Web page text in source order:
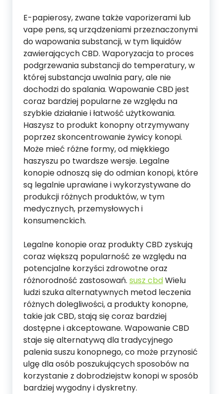
E-papierosy, zwane także vaporizerami lub
vape pens, są urządzeniami przeznaczonymi
do wapowania substancji, w tym liquidów
zawierających CBD. Waporyzacja to proces
podgrzewania substancji do temperatury, w
której substancja uwalnia pary, ale nie
dochodzi do spalania. Wapowanie CBD jest
coraz bardziej popularne ze względu na
szybkie działanie i łatwość użytkowania.
Haszysz to produkt konopny otrzymywany
poprzez skoncentrowanie żywicy konopi.
Może mieć różne formy, od miękkiego
haszyszu po twardsze wersje. Legalne
konopie odnoszą się do odmian konopi, które
są legalnie uprawiane i wykorzystywane do
produkcji różnych produktów, w tym
medycznych, przemysłowych i
konsumenckich.
Legalne konopie oraz produkty CBD zyskują
coraz większą popularność ze względu na
potencjalne korzyści zdrowotne oraz
różnorodność zastosowań. susz cbdWielu
ludzi szuka alternatywnych metod leczenia
różnych dolegliwości, a produkty konopne,
takie jak CBD, stają się coraz bardziej
dostępne i akceptowane. Wapowanie CBD
staje się alternatywą dla tradycyjnego
palenia suszu konopnego, co może przynosić
ulgę dla osób poszukujących sposobów na
korzystanie z dobrodziejstw konopi w sposób
bardziej wygodny i dyskretny.